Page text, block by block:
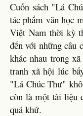
Cuốn sách "Lá
tác phẩm văn học
Việt Nam thời kỳ
đến với những câu
khác nhau trong
tranh xã hội lúc
"Lá Chúc Thư"
còn là một tài liệu
quá khứ.